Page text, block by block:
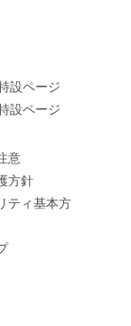
設ページ
設ページ
意
方針
ティ基本方